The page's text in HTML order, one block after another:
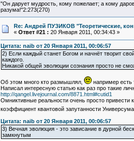
"Он дарует мудрость, кому пожелает; а кому
разума!"2:273(270)
Re: Андрей ПУЗИКОВ "Теоретические,
« Ответ #21 : 20 Января 2011, 00:34:43 »
Цитата: naib от 20 Января 2011, 00:06:57
2) Если каждый станет Богом и начнёт творит
каждого.
Никакой общей эволюции сознания просто не
Об этом много кто размышлял,
например есть
Написал интересную статью как раз про такие
http://qangel.livejournal.com/8871.html#cutid1
Омниктивные реальности очень просто привести
коэффициент квантовой запутанности
Цитата: naib от 20 Января 2011, 00:06:57
3) Вечная эволюция - это зависание в дурной
замкнутым